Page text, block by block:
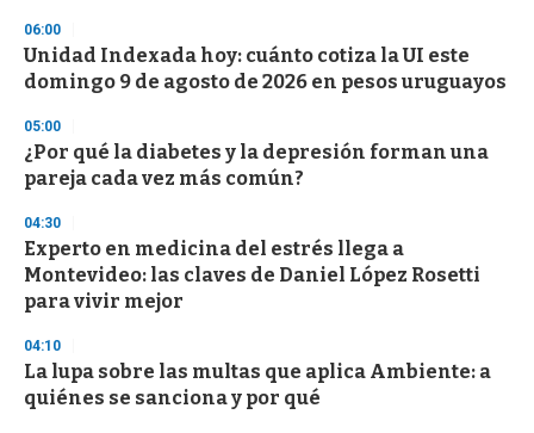
d
s
o
f
3
s
e
c
n
d
s
06:00
Unidad Indexada hoy: cuánto cotiza la UI este
domingo 9 de agosto de 2026 en pesos uruguayos
05:00
¿Por qué la diabetes y la depresión forman una
pareja cada vez más común?
04:30
Experto en medicina del estrés llega a
Montevideo: las claves de Daniel López Rosetti
para vivir mejor
04:10
La lupa sobre las multas que aplica Ambiente: a
quiénes se sanciona y por qué